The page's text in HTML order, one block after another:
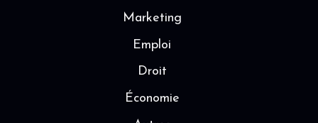
Marketing
Emploi
Droit
Économie